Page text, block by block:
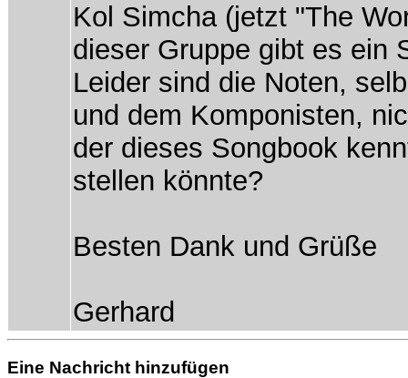
Kol Simcha (jetzt "The
dieser Gruppe gibt es ein
Leider sind die Noten,
und dem Komponisten,
der dieses Songbook
stellen könnte?
Besten Dank und Grüße
Gerhard
Eine Nachricht hinzufügen